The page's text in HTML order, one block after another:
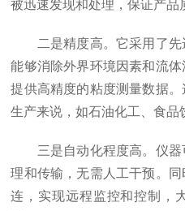
被迅速发现和处理，保证产品
二是精度高。它采用了先
能够消除外界环境因素和流
提供高精度的粘度测量数据
生产来说，如石油化工、食品
三是自动化程度高。仪器
理和传输，无需人工干预。
连，实现远程监控和控制，